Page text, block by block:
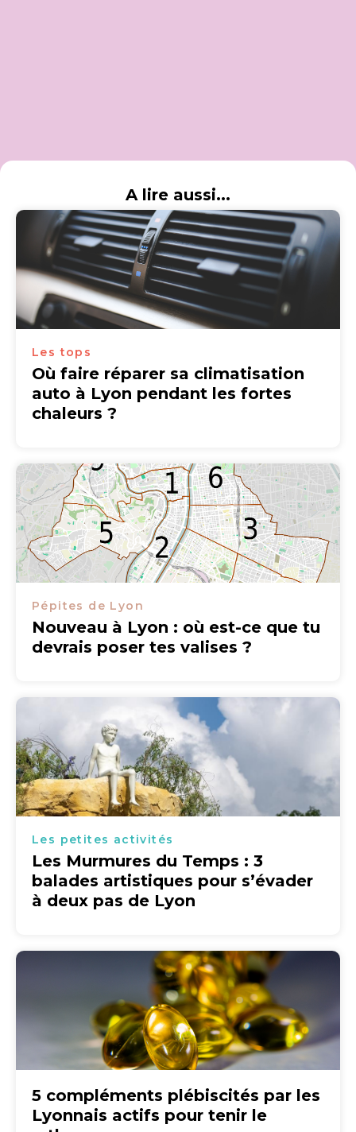
A lire aussi...
Les tops
Où faire réparer sa climatisation
auto à Lyon pendant les fortes
chaleurs ?
Pépites de Lyon
Nouveau à Lyon : où est-ce que tu
devrais poser tes valises ?
Les petites activités
Les Murmures du Temps : 3
balades artistiques pour s’évader
à deux pas de Lyon
5 compléments plébiscités par les
Lyonnais actifs pour tenir le